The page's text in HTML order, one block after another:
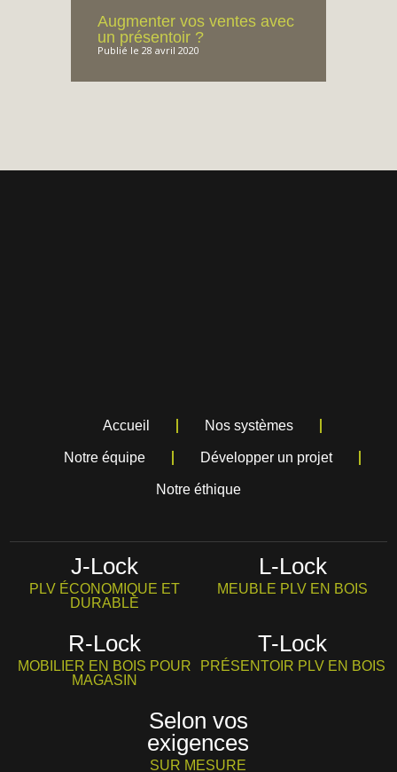
Augmenter vos ventes avec
un présentoir ?
Publié le 28 avril 2020
Accueil Nos systèmes
Notre équipe Développer un projet
Notre éthique
J-Lock
PLV ÉCONOMIQUE ET
DURABLE
L-Lock
MEUBLE PLV EN BOIS
R-Lock
MOBILIER EN BOIS POUR
MAGASIN
T-Lock
PRÉSENTOIR PLV EN BOIS
Selon vos
exigences
SUR MESURE